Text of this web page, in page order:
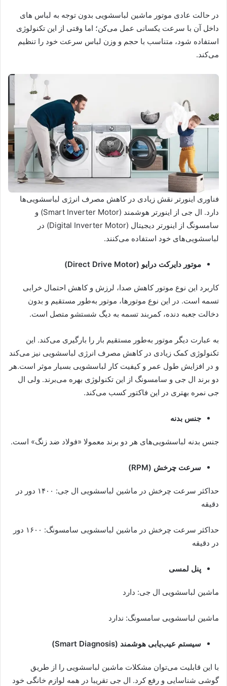
در حالت عادی موتور ماشین لباسشویی بدون توجه به لباس های
داخل آن با سرعت یکسانی عمل می‌کن؛ اما وقتی از این تکنولوژی
استفاده شود، متناسب با حجم و وزن لباس سرعت خود را تنظیم
می‌کند.
فناوری اینورتر نقش زیادی در کاهش مصرف انرژی لباسشویی‌ها
دارد. ال جی از اینورتر هوشمند (Smart Inverter Motor) و
سامسونگ از اینورتر دیجیتال (Digital Inverter Motor) در
لباسشویی‌های خود استفاده می‌کنند.
موتور دایرکت درایو (Direct Drive Motor)
کاربرد این نوع موتور کاهش صدا، لرزش و کاهش احتمال خرابی
تسمه است. در این نوع موتورها، موتور به‌طور مستقیم و بدون
دخالت جعبه دنده، کمربند تسمه به دیگ شستشو متصل است.
به عبارت دیگر موتور به‌طور مستقیم بار را بارگیری می‌کند. این
تکنولوژی کمک زیادی در کاهش مصرف انرژی لباسشویی نیز می‌کند
و در افزایش طول عمر و کیفیت کار لباسشویی بسیار موثر است.هر
دو برند ال جی و سامسونگ از این تکنولوژی بهره می‌برند. ولی ال
جی نمره بهتری در این فاکتور کسب می‌کند.
جنس بدنه
جنس بدنه لباسشویی‌های هر دو برند معمولا «فولاد ضد زنگ» است.
سرعت چرخش (RPM)
حداکثر سرعت چرخش در ماشین لباسشویی ال جی: ۱۴۰۰ دور در
دقیقه
حداکثر سرعت چرخش در ماشین لباسشویی سامسونگ: ۱۶۰۰ دور
در دقیقه
پنل لمسی
ماشین لباسشویی ال جی: دارد
ماشین لباسشویی سامسونگ: ندارد
سیستم عیب‌یابی هوشمند (Smart Diagnosis)
با این قابلیت می‌توان مشکلات ماشین لباسشویی را از طریق
گوشی شناسایی و رفع کرد. ال جی تقریبا در همه لوازم خانگی خود